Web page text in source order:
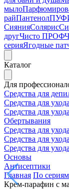
мыло
райПантенол
СиянияСолярис
другЧисто ПРОФ
серияЯгодные
Каталог
Для
Средства для
Средства для
Средства для
Обертывания
Средства для
Средства для
Средства для
Основы
Антисептики
Главная По сериям
Крем-парафин с